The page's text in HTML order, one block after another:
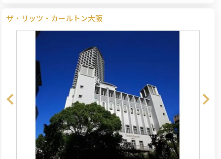
ザ・リッツ・カールトン大阪